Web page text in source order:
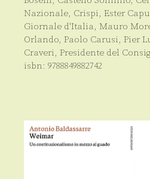
Nazionale, Crispi, Ester
Giornale d'Italia, Mauro
Orlando, Paolo Carusi, Pier
Craveri, Presidente del
isbn: 9788849882742